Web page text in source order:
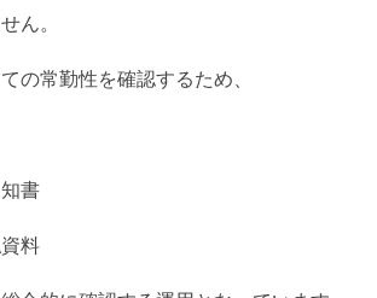
ん。
の常勤性を確認するため、
書
料